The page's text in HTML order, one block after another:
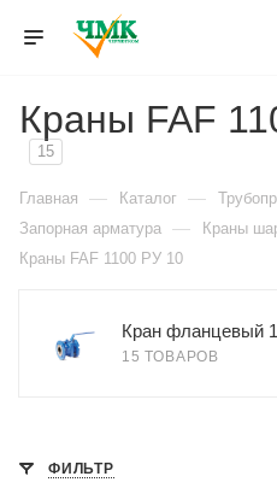
Краны FAF
15
Главная — Каталог —
Запорная арматура — Краны
Краны FAF 1100 РУ 10
Кран фланцевый
15 ТОВАРОВ
ФИЛЬТР